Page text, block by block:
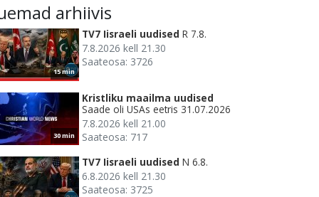
arhiivis
15 min
TV7 Iisraeli uudised R 7.8.
7.8.2026 kell 21.30
Saateosa: 3726
30 min
Kristliku maailma uudised
Saade oli USAs eetris 31.07.2026
7.8.2026 kell 21.00
Saateosa: 717
TV7 Iisraeli uudised N 6.8.
6.8.2026 kell 21.30
Saateosa: 3725